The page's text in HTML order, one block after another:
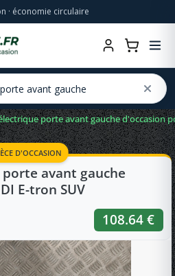
· économie circulaire
porte avant gauche d'occasion
D'OCCASION
avant gauche
E-tron SUV
108.64 €